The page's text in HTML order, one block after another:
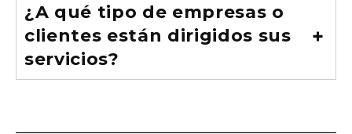
¿A qué tipo de empresas o
clientes están dirigidos sus
servicios?